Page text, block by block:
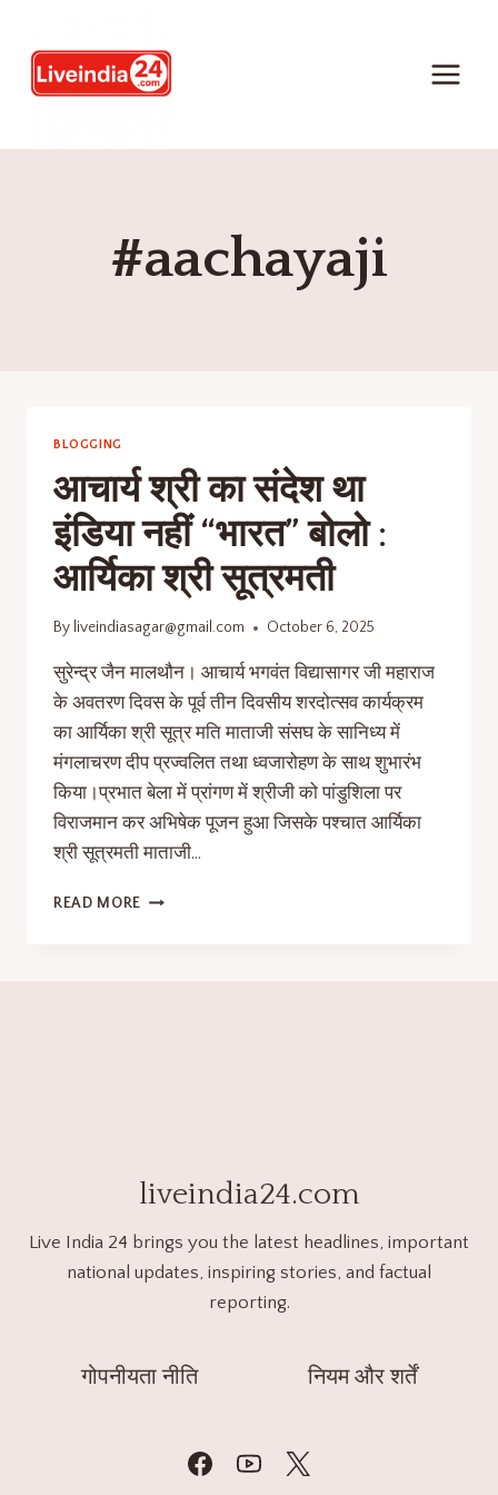
#aachayaji
BLOGGING
आचार्य श्री का संदेश था
इंडिया नहीं “भारत” बोलो :
आर्यिका श्री सूत्रमती
By liveindiasagar@gmail.com October 6, 2025
सुरेन्द्र जैन मालथौन। आचार्य भगवंत विद्यासागर जी महाराज
के अवतरण दिवस के पूर्व तीन दिवसीय शरदोत्सव कार्यक्रम
का आर्यिका श्री सूत्र मति माताजी संसघ के सानिध्य में
मंगलाचरण दीप प्रज्वलित तथा ध्वजारोहण के साथ शुभारंभ
किया।प्रभात बेला में प्रांगण में श्रीजी को पांडुशिला पर
विराजमान कर अभिषेक पूजन हुआ जिसके पश्चात आर्यिका
श्री सूत्रमती माताजी…
READ MORE
liveindia24.com
Live India 24 brings you the latest headlines, important
national updates, inspiring stories, and factual
reporting.
गोपनीयता नीति नियम और शर्तें